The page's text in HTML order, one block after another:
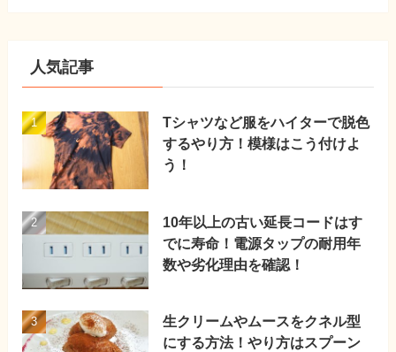
人気記事
Tシャツなど服をハイターで脱色
するやり方！模様はこう付けよ
う！
10年以上の古い延長コードはす
でに寿命！電源タップの耐用年
数や劣化理由を確認！
生クリームやムースをクネル型
にする方法！やり方はスプーン